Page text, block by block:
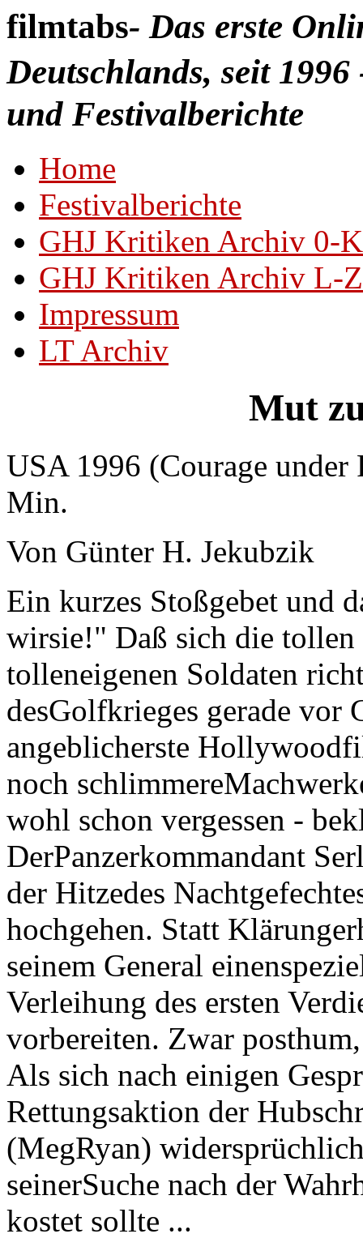
filmtabs- Das erste
Deutschlands, seit
und Festivalberichte
Home
Festivalberichte
GHJ Kritiken Archiv 0-K
GHJ Kritiken Archiv L-Z
Impressum
LT Archiv
Mut
USA 1996 (Courage
Min.
Von Günter H. Jekubzik
Ein kurzes Stoßgebet und
wirsie!" Daß sich die tollen
tolleneigenen Soldaten
desGolfkrieges gerade vor
angeblicherste
noch
wohl schon vergessen -
DerPanzerkommandant
der Hitzedes
hochgehen. Statt
seinem General
Verleihung des ersten
vorbereiten. Zwar
Als sich nach einigen
Rettungsaktion der
(MegRyan)
seinerSuche nach der
kostet sollte ...